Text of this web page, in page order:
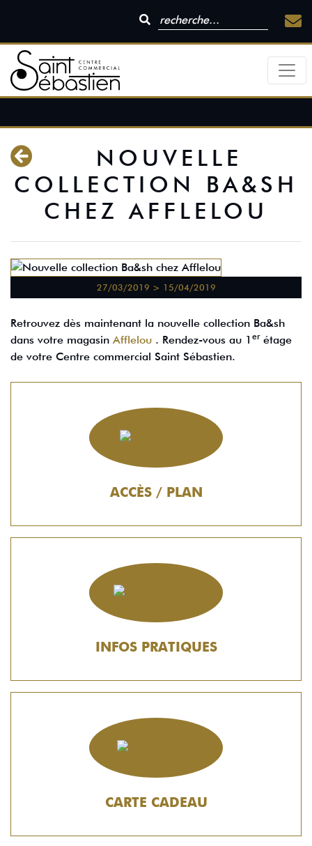
NOUVELLE
COLLECTION BA&SH
CHEZ AFFLELOU
27/03/2019 > 15/04/2019
Retrouvez dès maintenant la nouvelle collection Ba&sh
dans votre magasin Afflelou . Rendez-vous au 1 erétage
de votre Centre commercial Saint Sébastien.
ACCÈS / PLAN
INFOS PRATIQUES
CARTE CADEAU